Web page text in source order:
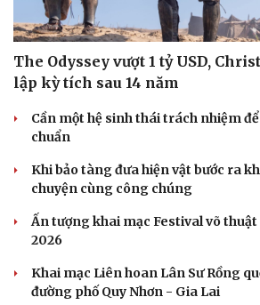
Săn Tour
check-in
Đọc
Cửa sổ
Hạt
The Odyssey vượt 1 tỷ USD,
lập kỳ tích sau 14 năm
Cần một hệ sinh thái trách nhiệm
chuẩn
Khi bảo tàng đưa hiện vật bước ra
chuyện cùng công chúng
Ấn tượng khai mạc Festival võ thuật
2026
Khai mạc Liên hoan Lân Sư Rồng
đường phố Quy Nhơn - Gia Lai